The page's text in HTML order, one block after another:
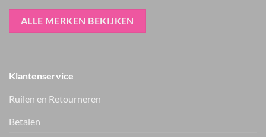
ALLE MERKEN BEKIJKEN
Klantenservice
Ruilen en Retourneren
Betalen